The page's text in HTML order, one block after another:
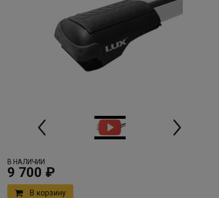
В НАЛИЧИИ
9 700 ₽
В корзину